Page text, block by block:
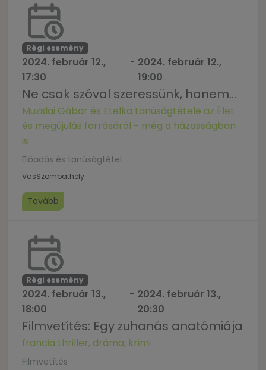
Régi esemény
2024. február 12.,
17:30
- 2024. február 12.,
19:00
Ne csak szóval szeressünk, hanem…
Muzslai Gábor és Etelka tanúságtétele az Élet
és megújulás forrásáról - még a házasságban
is
Előadás és tanúságtétel
VasSzombathely
Tovább
Régi esemény
2024. február 13.,
18:00
- 2024. február 13.,
20:30
Filmvetítés: Egy zuhanás anatómiája
francia thriller, dráma, krimi
Filmvetítés